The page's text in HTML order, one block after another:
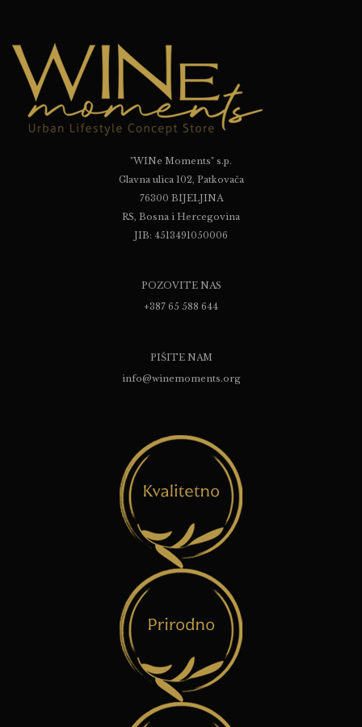
"WINe Moments" s.p.
Glavna ulica 102, Patkovača
76300 BIJELJINA
RS, Bosna i Hercegovina
JIB: 4513491050006
POZOVITE NAS
+387 65 588 644
PIŠITE NAM
info@winemoments.org